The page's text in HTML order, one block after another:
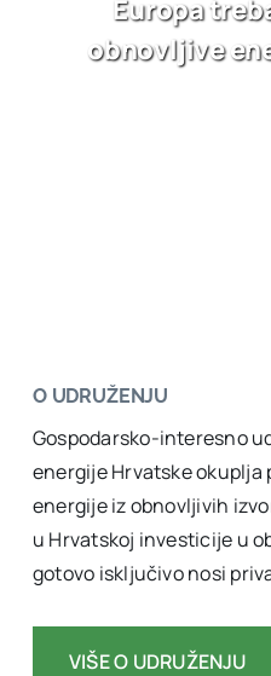
Europa
obnovljive
O UDRUŽENJU
Gospodarsko-interesno
energije Hrvatske
energije iz obnovljivih
u Hrvatskoj investicije u
gotovo isključivo nosi
VIŠE O UDRUŽENJU